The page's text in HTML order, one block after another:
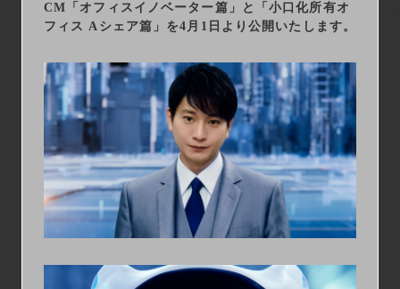
会社情報 arrow_right_alt
採用情報 arrow_right_alt
お問い合わせ arrow_right_alt
プライバシーポリシー
勧誘方針
CM「オフィスイノベーター篇」と「小口化所有オ
フィス Aシェア篇」を4月1日より公開いたします。